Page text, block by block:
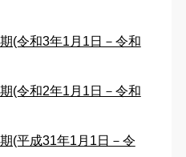
(令和3年1月1日－令和
(令和2年1月1日－令和
(平成31年1月1日－令